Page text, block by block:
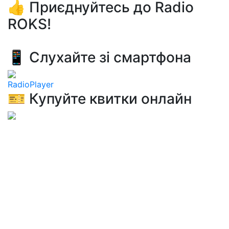
👍 Приєднуйтесь до Radio
ROKS!
📱 Слухайте зі смартфона
RadioPlayer
🎫 Купуйте квитки онлайн